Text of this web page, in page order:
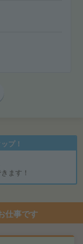
プ！
ます！
仕事です